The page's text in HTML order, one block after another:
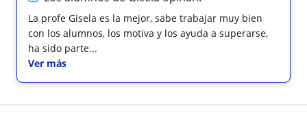
La profe Gisela es la mejor, sabe trabajar muy bien
con los alumnos, los motiva y los ayuda a superarse,
ha sido parte...
Ver más